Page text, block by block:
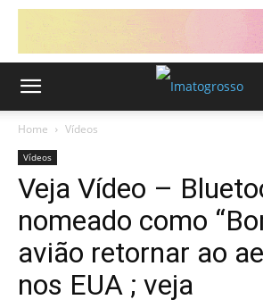
Home Vídeos
Vídeos
Veja Vídeo –
nomeado como
avião retornar ao
nos EUA ; veja